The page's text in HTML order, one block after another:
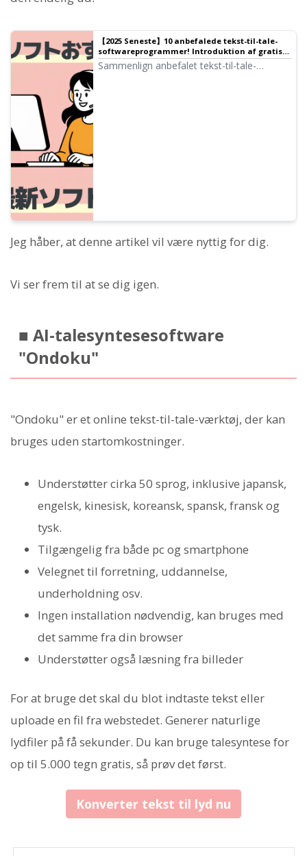
【2025 Seneste】10 anbefalede tekst-til-tale-
softwareprogrammer! Introduktion af gratis
software til kommerciel brug | Tekst-til-tale-
software Ondoku
Sammenlign anbefalet tekst-til-tale-
Jeg håber, at denne artikel vil være nyttig for dig.
Vi ser frem til at se dig igen.
■ AI-talesyntesesoftware
"Ondoku"
"Ondoku" er et online tekst-til-tale-værktøj, der kan
bruges uden startomkostninger.
Understøtter cirka 50 sprog, inklusive japansk,
engelsk, kinesisk, koreansk, spansk, fransk og
tysk.
Tilgængelig fra både pc og smartphone
Velegnet til forretning, uddannelse,
underholdning osv.
Ingen installation nødvendig, kan bruges med
det samme fra din browser
Understøtter også læsning fra billeder
For at bruge det skal du blot indtaste tekst eller
uploade en fil fra webstedet. Generer naturlige
lydfiler på få sekunder. Du kan bruge talesyntese for
op til 5.000 tegn gratis, så prøv det først.
Konverter tekst til lyd nu